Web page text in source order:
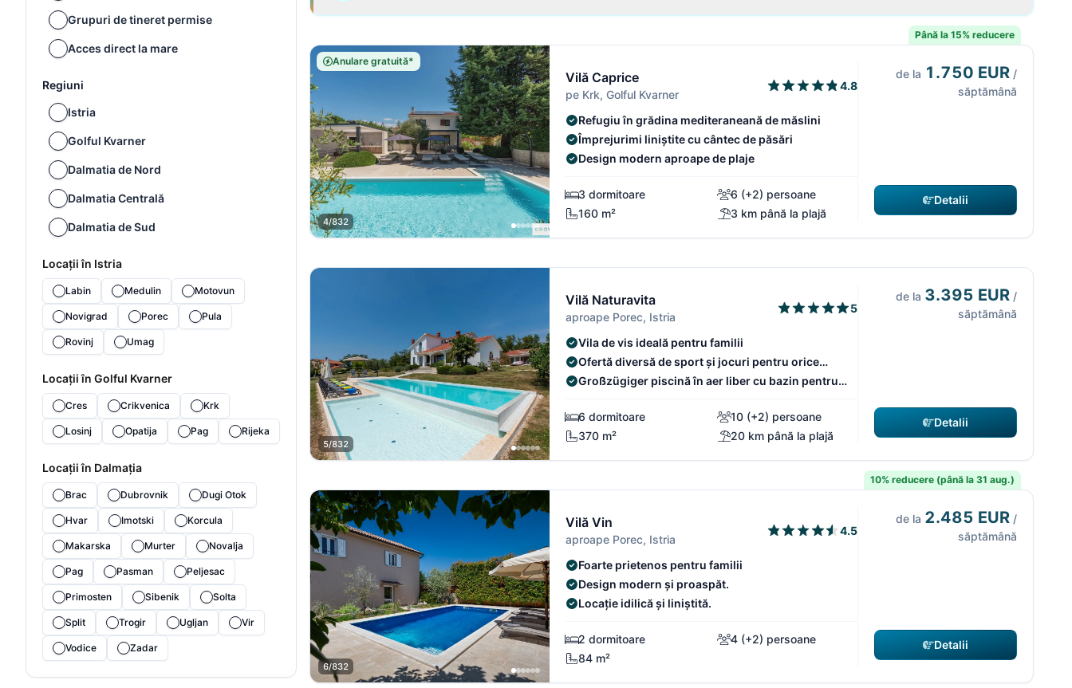
Grupuri de tineret permise
Acces direct la mare
Regiuni
Istria
Golful Kvarner
Dalmatia de Nord
Dalmatia Centrală
Dalmatia de Sud
Locații în Istria
Labin Medulin Motovun
Novigrad Porec Pula
Rovinj Umag
Locații în Golful Kvarner
Cres Crikvenica Krk
Losinj Opatija Pag Rijeka
Locații în Dalmația
Brac Dubrovnik Dugi Otok
Hvar Imotski Korcula
Makarska Murter Novalja
Pag Pasman Peljesac
Primosten Sibenik Solta
Split Trogir Ugljan Vir
Vodice Zadar
Până la 15% reducere
Anulare gratuită*
4/832
Vilă Caprice
pe Krk, Golful Kvarner
4.8
Refugiu în grădina mediteraneană de măslini
Împrejurimi liniștite cu cântec de păsări
Design modern aproape de plaje
3 dormitoare
6 (+2) persoane
160 m²
3 km până la plajă
de la 1.750 EUR /
săptămână
Detalii
5/832
Vilă Naturavita
aproape Porec, Istria
5
Vila de vis ideală pentru familii
Ofertă diversă de sport și jocuri pentru orice
vârstă.
Großzügiger piscină în aer liber cu bazin pentru
6 dormitoare
10 (+2) persoane
370 m²
20 km până la plajă
de la 3.395 EUR /
săptămână
Detalii
10% reducere (până la 31 aug.)
6/832
Vilă Vin
aproape Porec, Istria
4.5
Foarte prietenos pentru familii
Design modern și proaspăt.
Locație idilică și liniștită.
2 dormitoare
4 (+2) persoane
84 m²
de la 2.485 EUR /
săptămână
Detalii